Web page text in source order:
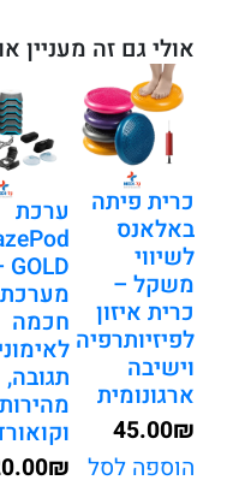
3
גבהים
מתכווננים
לאימון
מושלם
אולי גם זה מעניין
כרית פיתה
באלאנס
לשיווי
משקל –
כרית איזון
לפיזיותרפיה
וישיבה
ארגונומית
₪
45.00
הוספה לסל
ערכת
–
חכמה
תגובה,
מהירות
₪